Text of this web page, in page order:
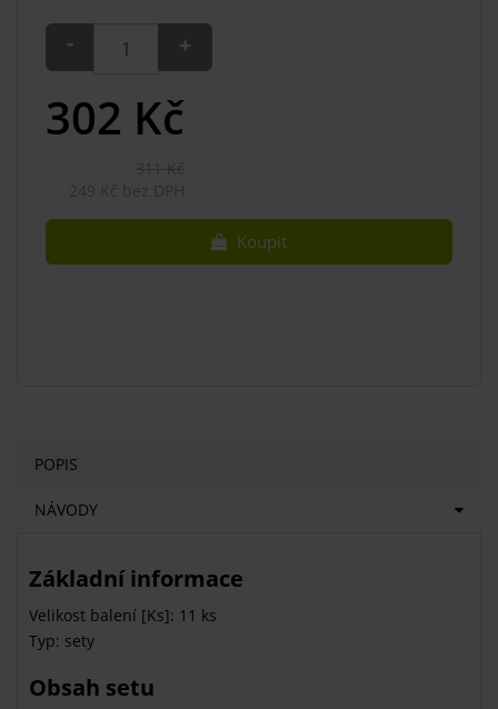
- +
302 Kč
Koupit
POPIS
NÁVODY
Základní informace
Velikost balení [Ks]: 11 ks
Typ: sety
Obsah setu